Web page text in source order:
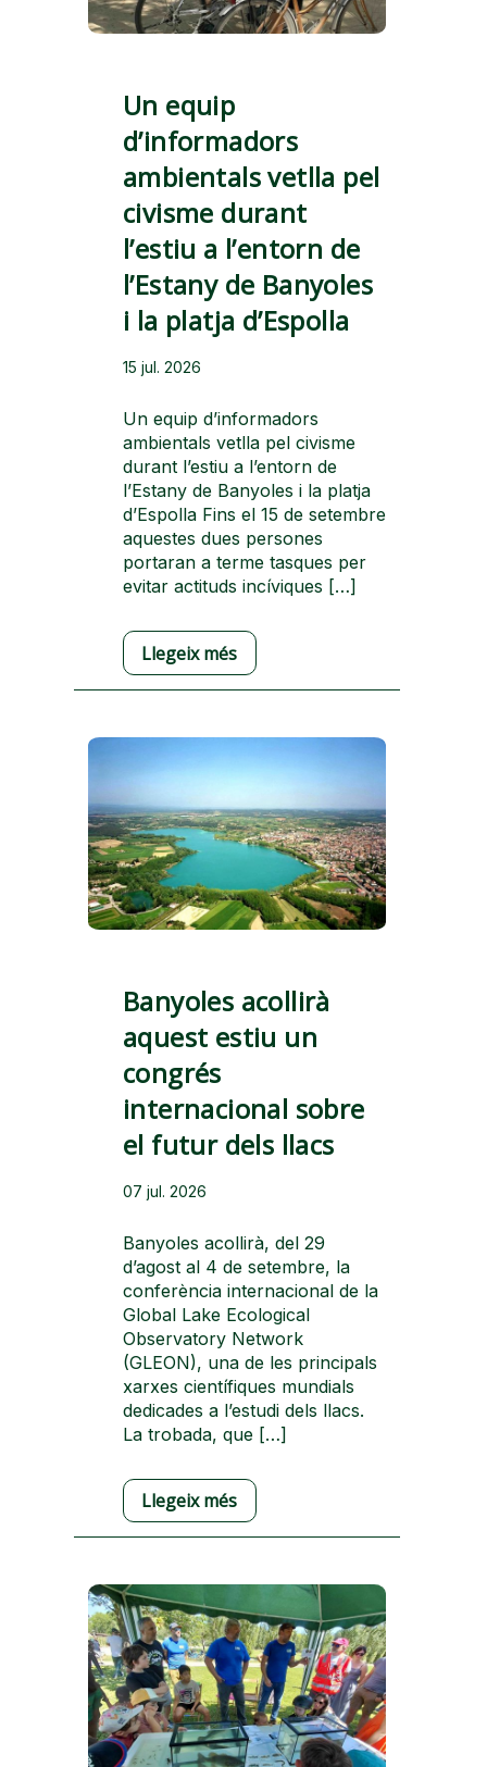
Un equip
d’informadors
ambientals vetlla pel
civisme durant
l’estiu a l’entorn de
l’Estany de Banyoles
i la platja d’Espolla
15 jul. 2026
Un equip d’informadors
ambientals vetlla pel civisme
durant l’estiu a l’entorn de
l’Estany de Banyoles i la platja
d’Espolla Fins el 15 de setembre
aquestes dues persones
portaran a terme tasques per
evitar actituds incíviques […]
Llegeix més
Banyoles acollirà
aquest estiu un
congrés
internacional sobre
el futur dels llacs
07 jul. 2026
Banyoles acollirà, del 29
d’agost al 4 de setembre, la
conferència internacional de la
Global Lake Ecological
Observatory Network
(GLEON), una de les principals
xarxes científiques mundials
dedicades a l’estudi dels llacs.
La trobada, que […]
Llegeix més